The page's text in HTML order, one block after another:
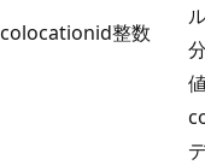
colocationid整数